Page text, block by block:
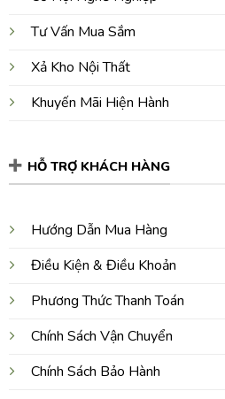
Tư Vấn Mua Sắm
Xả Kho Nội Thất
Khuyến Mãi Hiện Hành
HỖ TRỢ KHÁCH HÀNG
Hướng Dẫn Mua Hàng
Điều Kiện & Điều Khoản
Phương Thức Thanh Toán
Chính Sách Vận Chuyển
Chính Sách Bảo Hành